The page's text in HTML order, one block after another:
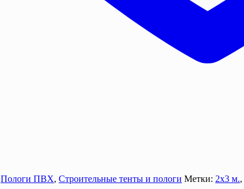
Пологи ПВХ, Строительные тенты и пологи Метки: 2х3 м.,